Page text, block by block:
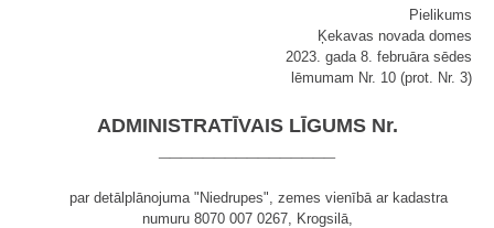
Pielikums
Ķekavas novada domes
2023. gada 8. februāra sēdes
lēmumam Nr. 10 (prot. Nr. 3)
ADMINISTRATĪVAIS LĪGUMS Nr.
par detālplānojuma "Niedrupes", zemes vienībā ar kadastra
numuru 8070 007 0267, Krogsilā,